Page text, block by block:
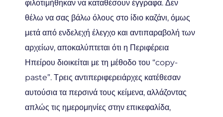
φιλοτιμήθηκαν να καταθέσουν έγγραφα. Δεν
θέλω να σας βάλω όλους στο ίδιο καζάνι, όμως
μετά από ενδελεχή έλεγχο και αντιπαραβολή των
αρχείων, αποκαλύπτεται ότι η Περιφέρεια
Ηπείρου διοικείται με τη μέθοδο του “copy-
paste”. Τρεις αντιπεριφερειάρχες κατέθεσαν
αυτούσια τα περσινά τους κείμενα, αλλάζοντας
απλώς τις ημερομηνίες στην επικεφαλίδα,